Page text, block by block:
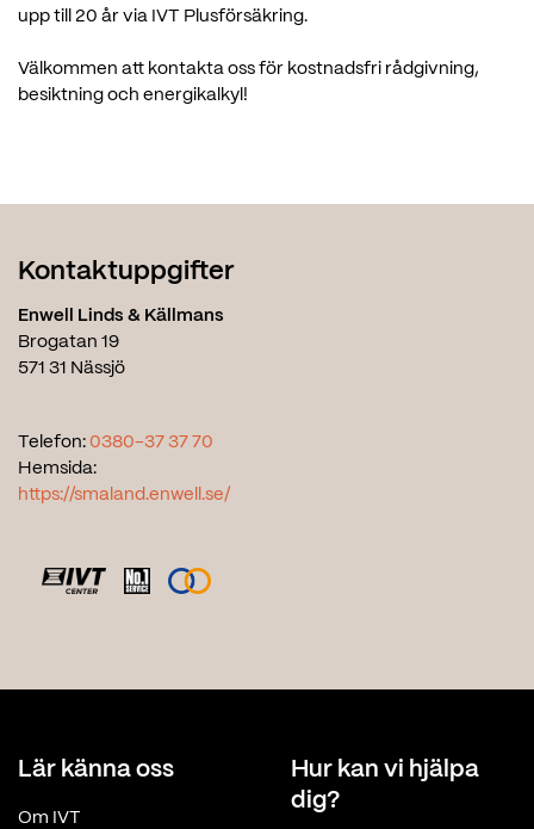
upp till 20 år via IVT Plusförsäkring.
Välkommen att kontakta oss för kostnadsfri rådgivning,
besiktning och energikalkyl!
Kontaktuppgifter
Enwell Linds & Källmans
Brogatan 19
571 31 Nässjö
Telefon: 0380-37 37 70
Hemsida:
https://smaland.enwell.se/
Lär känna oss
Om IVT
Hur kan vi hjälpa
dig?